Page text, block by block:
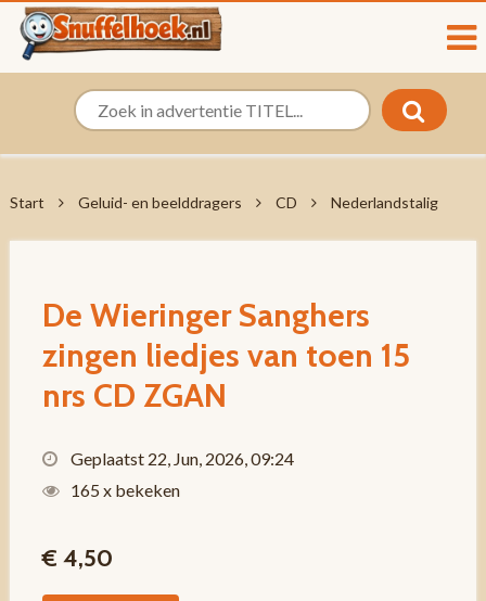
Start Geluid- en beelddragers CD Nederlandstalig
De Wieringer Sanghers
zingen liedjes van toen 15
nrs CD ZGAN
Geplaatst 22, Jun, 2026, 09:24
165 x bekeken
€ 4,50